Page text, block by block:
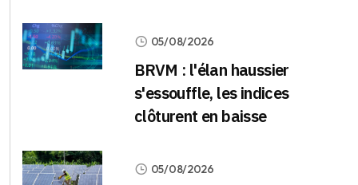
05/08/2026
BRVM : l'élan haussier
s'essouffle, les indices
clôturent en baisse
05/08/2026